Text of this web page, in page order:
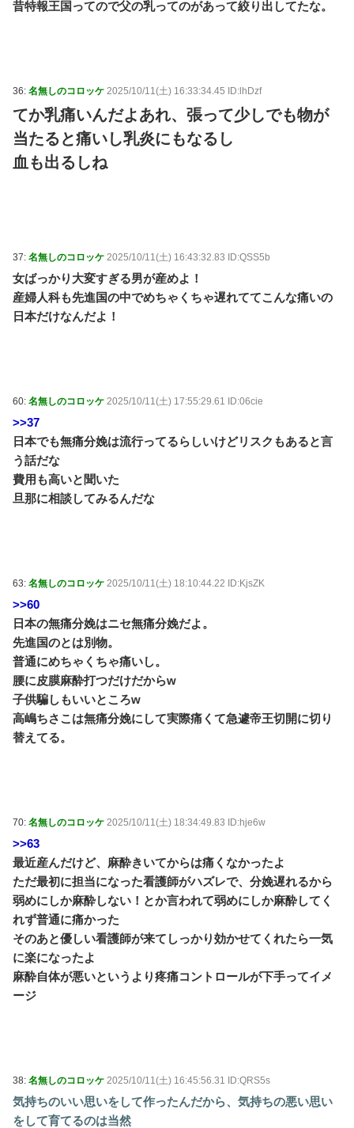
昔特報王国ってので父の乳ってのがあって絞り出してたな。
36: 名無しのコロッケ 2025/10/11(土) 16:33:34.45 ID:lhDzf
てか乳痛いんだよあれ、張って少しでも物が
当たると痛いし乳炎にもなるし
血も出るしね
37: 名無しのコロッケ 2025/10/11(土) 16:43:32.83 ID:QSS5b
女ばっかり大変すぎる男が産めよ！
産婦人科も先進国の中でめちゃくちゃ遅れててこんな痛いの
日本だけなんだよ！
60: 名無しのコロッケ 2025/10/11(土) 17:55:29.61 ID:06cie
>>37
日本でも無痛分娩は流行ってるらしいけどリスクもあると言
う話だな
費用も高いと聞いた
旦那に相談してみるんだな
63: 名無しのコロッケ 2025/10/11(土) 18:10:44.22 ID:KjsZK
>>60
日本の無痛分娩はニセ無痛分娩だよ。
先進国のとは別物。
普通にめちゃくちゃ痛いし。
腰に皮膜麻酔打つだけだからw
子供騙しもいいところw
高嶋ちさこは無痛分娩にして実際痛くて急遽帝王切開に切り
替えてる。
70: 名無しのコロッケ 2025/10/11(土) 18:34:49.83 ID:hje6w
>>63
最近産んだけど、麻酔きいてからは痛くなかったよ
ただ最初に担当になった看護師がハズレで、分娩遅れるから
弱めにしか麻酔しない！とか言われて弱めにしか麻酔してく
れず普通に痛かった
そのあと優しい看護師が来てしっかり効かせてくれたら一気
に楽になったよ
麻酔自体が悪いというより疼痛コントロールが下手ってイメ
ージ
38: 名無しのコロッケ 2025/10/11(土) 16:45:56.31 ID:QRS5s
気持ちのいい思いをして作ったんだから、気持ちの悪い思い
をして育てるのは当然